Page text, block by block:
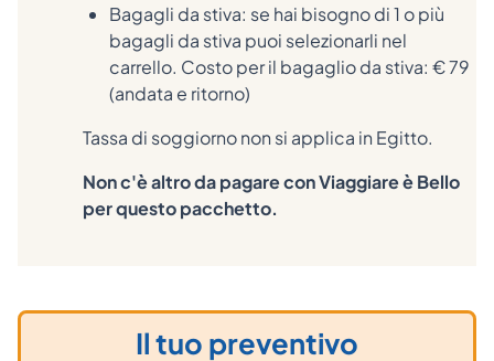
Bagagli da stiva: se hai bisogno di 1 o più
bagagli da stiva puoi selezionarli nel
carrello. Costo per il bagaglio da stiva: € 79
(andata e ritorno)
Tassa di soggiorno non si applica in Egitto.
Non c'è altro da pagare con Viaggiare è Bello
per questo pacchetto.
Il tuo preventivo